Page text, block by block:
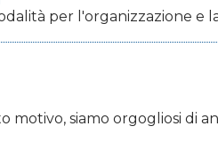
per l'organizzazione e
motivo, siamo orgogliosi di